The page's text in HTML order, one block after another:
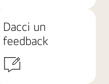
Dacci un
feedback